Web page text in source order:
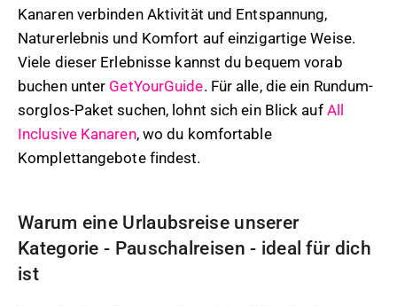
Kanaren verbinden Aktivität und Entspannung,
Naturerlebnis und Komfort auf einzigartige Weise.
Viele dieser Erlebnisse kannst du bequem vorab
buchen unter GetYourGuide. Für alle, die ein Rundum-
sorglos-Paket suchen, lohnt sich ein Blick auf All
Inclusive Kanaren, wo du komfortable
Komplettangebote findest.
Warum eine Urlaubsreise unserer
Kategorie - Pauschalreisen - ideal für dich
ist